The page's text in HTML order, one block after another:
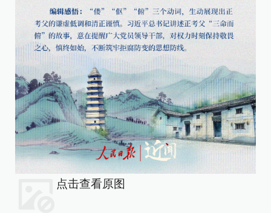
点击查看原图